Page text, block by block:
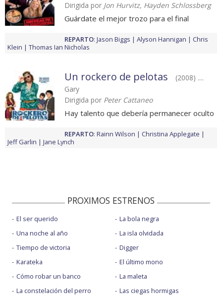
Dirigida por Jon Hurvitz, Hayden Schlossberg
Guárdate el mejor trozo para el final
REPARTO: Jason Biggs Alyson Hannigan
Chris
Klein
Thomas Ian Nicholas
Un rockero de pelotas
(2008) ....
Gary
Dirigida por Peter Cattaneo
Hay talento que debería permanecer oculto
REPARTO: Rainn Wilson
Christina Applegate
Jeff Garlin
Jane Lynch
PROXIMOS ESTRENOS
El ser querido
Una noche al año
Tiempo de victoria
Karateka
Cómo robar un banco
La constelación del perro
La bola negra
La isla olvidada
Digger
El último mono
La maleta
Las ciegas hormigas